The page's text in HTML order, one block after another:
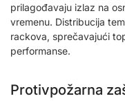
prilagođavaju izlaz na
vremenu. Distribucija
rackova, sprečavajući
performanse.
Protivpožarna